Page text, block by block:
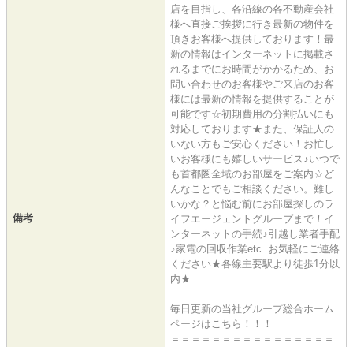
備考
店を目指し、各沿線の各不動産会社
様へ直接ご挨拶に行き最新の物件を
頂きお客様へ提供しております！最
新の情報はインターネットに掲載さ
れるまでにお時間がかかるため、お
問い合わせのお客様やご来店のお客
様には最新の情報を提供することが
可能です☆初期費用の分割払いにも
対応しております★また、保証人の
いない方もご安心ください！お忙し
いお客様にも嬉しいサービス♪いつで
も首都圏全域のお部屋をご案内☆ど
んなことでもご相談ください。難し
いかな？と悩む前にお部屋探しのラ
イフエージェントグループまで！イ
ンターネットの手続♪引越し業者手配
♪家電の回収作業etc..お気軽にご連絡
ください★各線主要駅より徒歩1分以
内★
毎日更新の当社グループ総合ホーム
ページはこちら！！！
＝＝＝＝＝＝＝＝＝＝＝＝＝＝＝＝